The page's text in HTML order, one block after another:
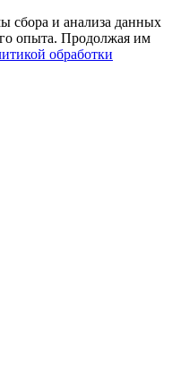
сбора и анализа данных
опыта. Продолжая им
обработки